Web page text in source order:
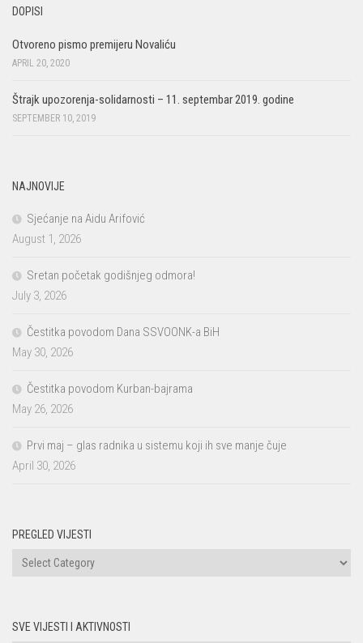
DOPISI
Otvoreno pismo premijeru Novaliću
APRIL 20, 2020
Štrajk upozorenja-solidarnosti – 11. septembar 2019. godine
SEPTEMBER 10, 2019
NAJNOVIJE
Sjećanje na Aidu Arifović
August 1, 2026
Sretan početak godišnjeg odmora!
July 3, 2026
Čestitka povodom Dana SSVOONK-a BiH
May 30, 2026
Čestitka povodom Kurban-bajrama
May 26, 2026
Prvi maj – glas radnika u sistemu koji ih sve manje čuje
April 30, 2026
PREGLED VIJESTI
PREGLED
SVE VIJESTI I AKTIVNOSTI